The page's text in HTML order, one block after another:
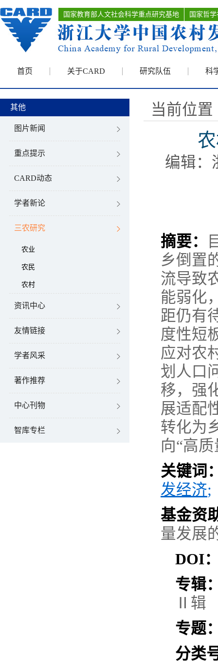
国家教育部人文社会科学重点研究基地 国家哲
首页 关于CARD 研究队伍 科
其他
图片新闻
重点提示
CARD动态
学者新论
三农研究
农业
农民
农村
资讯中心
友情链接
学者风采
著作推荐
中心刊物
智库专栏
当前位置
编辑：
摘要：
乡倒置
流导致
能弱化
距仍有
度性短
应对农
划人口
移，强
展适配
转化为
向“高
关键词
发经济;
基金资
量发展
DOI
专辑
辑
专题
分类